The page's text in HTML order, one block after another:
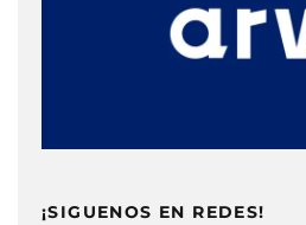
¡SIGUENOS EN REDES!